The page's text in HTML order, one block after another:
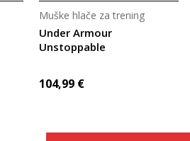
Under Armour
Unstoppable
Muške hlače za trening
104,99 €